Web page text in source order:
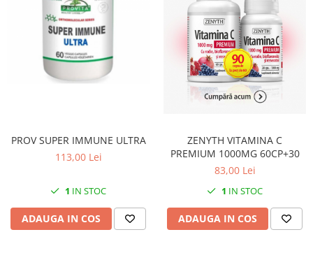
PROV SUPER IMMUNE ULTRA
113,00 Lei
1 IN STOC
ADAUGA IN COS
ZENYTH VITAMINA C
PREMIUM 1000MG 60CP+30
83,00 Lei
1 IN STOC
ADAUGA IN COS